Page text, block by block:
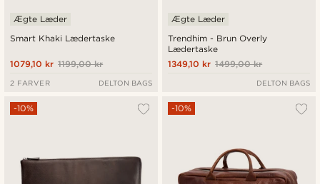
Smart Khaki Lædertaske
Ægte Læder
1199,00 kr
1079,10 kr
2 FARVER DELTON BAGS
Trendhim - Brun Overly
Lædertaske
Ægte Læder
1499,00 kr
1349,10 kr
DELTON BAGS
-10% -10%